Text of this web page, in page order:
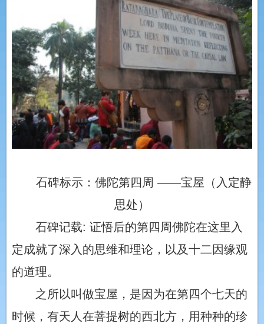
石碑标示：佛陀第四周 ——宝屋（入定静
思处）
石碑记载: 证悟后的第四周佛陀在这里入
定成就了深入的思维和理论，以及十二因缘观
的道理。
之所以叫做宝屋，是因为在第四个七天的
时候，有天人在菩提树的西北方，用种种的珍